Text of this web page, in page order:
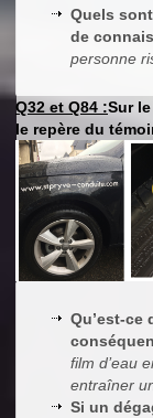
Quels
de
personne
Q32 et Q84 :Sur
le repère du
Qu’est-ce
film d’eau
entraîner
Si un